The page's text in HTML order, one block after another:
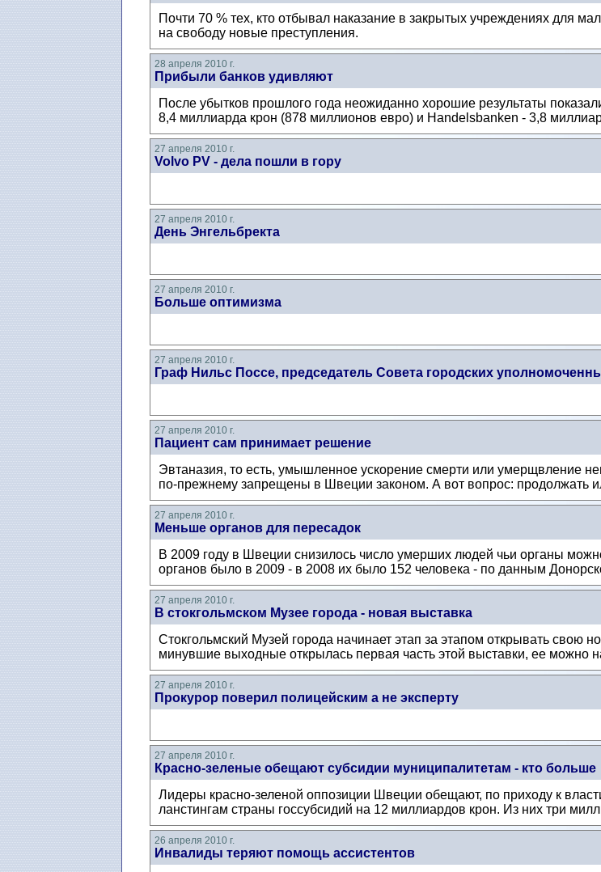
Почти 70 % тех, кто отбывал наказание в закрытых учреждениях для
на свободу новые преступления.
28 апреля 2010 г.
Прибыли банков удивляют
После убытков прошлого года неожиданно хорошие результаты
8,4 миллиарда крон (878 миллионов евро) и Handelsbanken - 3,8
27 апреля 2010 г.
Volvo PV - дела пошли в гору
27 апреля 2010 г.
День Энгельбректа
27 апреля 2010 г.
Больше оптимизма
27 апреля 2010 г.
Граф Нильс Поссе, председатель Совета городских
27 апреля 2010 г.
Пациент сам принимает решение
Эвтаназия, то есть, умышленное ускорение смерти или умерщвление
по-прежнему запрещены в Швеции законом. А вот вопрос: продолжать
27 апреля 2010 г.
Меньше органов для пересадок
В 2009 году в Швеции снизилось число умерших людей чьи органы
органов было в 2009 - в 2008 их было 152 человека - по данным
27 апреля 2010 г.
В стокгольмском Музее города - новая выставка
Стокгольмский Музей города начинает этап за этапом открывать свою
минувшие выходные открылась первая часть этой выставки, ее можно
27 апреля 2010 г.
Прокурор поверил полицейским а не эксперту
27 апреля 2010 г.
Красно-зеленые обещают субсидии муниципалитетам - кто больше
Лидеры красно-зеленой оппозиции Швеции обещают, по приходу к
ланстингам страны госсубсидий на 12 миллиардов крон. Из них три
26 апреля 2010 г.
Инвалиды теряют помощь ассистентов